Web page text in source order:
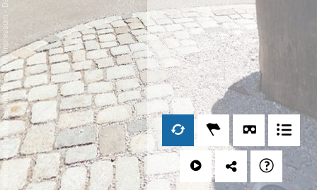
mp moving-pictures gmbh © 2019
/
Impressum
-